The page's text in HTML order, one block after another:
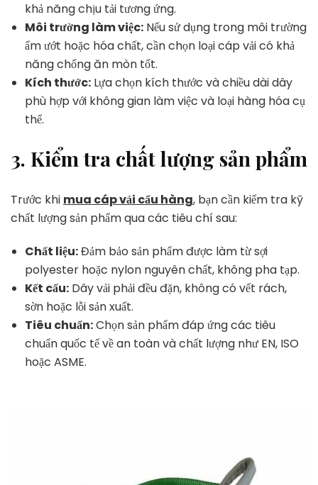
khả năng chịu tải tương ứng.
Môi trường làm việc: Nếu sử dụng trong môi trường
ẩm ướt hoặc hóa chất, cần chọn loại cáp vải có khả
năng chống ăn mòn tốt.
Kích thước: Lựa chọn kích thước và chiều dài dây
phù hợp với không gian làm việc và loại hàng hóa cụ
thể.
3. Kiểm tra chất lượng sản phẩm
Trước khi mua cáp vải cẩu hàng, bạn cần kiểm tra kỹ
chất lượng sản phẩm qua các tiêu chí sau:
Chất liệu:Đảm bảo sản phẩm được làm từ sợi
polyester hoặc nylon nguyên chất, không pha tạp.
Kết cấu: Dây vải phải đều đặn, không có vết rách,
sờn hoặc lỗi sản xuất.
Tiêu chuẩn:Chọn sản phẩm đáp ứng các tiêu
chuẩn quốc tế về an toàn và chất lượng như EN, ISO
hoặc ASME.